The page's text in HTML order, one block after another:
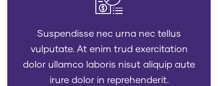
Suspendisse nec urna nec tellus
vulputate. At enim trud exercitation
dolor ullamco laboris nisut aliquip aute
irure dolor in reprehenderit.